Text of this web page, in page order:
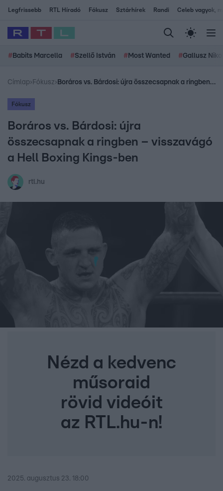
Legfrissebb RTL Híradó Fókusz Sztárhírek Randi Celeb vagyok,
# Babits Marcella #Szellő István # Most Wanted #Gallusz
Címlap› Fókusz› Boráros vs. Bárdosi: újra összecsapnak a ringben – visszavágó a Hell Boxing Kings-ben
Fókusz
Boráros vs. Bárdosi: újra
összecsapnak a ringben – visszavágó
a Hell Boxing Kings-ben
rtl.hu
Nézd a kedvenc
műsoraid
rövid videóit
az RTL.hu-n!
2025. augusztus 23. 18:00